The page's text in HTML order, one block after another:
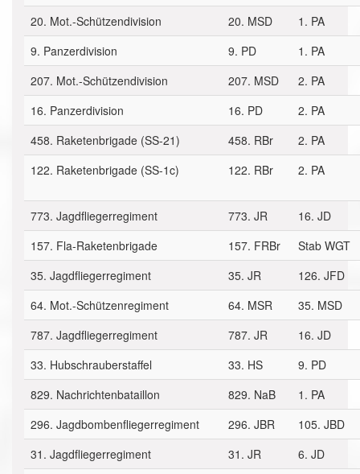
20. Mot.-Schützendivision
20. MSD
1. PA
9. Panzerdivision
9. PD
1. PA
207. Mot.-Schützendivision
207. MSD
2. PA
16. Panzerdivision
16. PD
2. PA
458. Raketenbrigade (SS-21)
458. RBr
2. PA
122. Raketenbrigade (SS-1c)
122. RBr 2. PA
773. Jagdfliegerregiment 773. JR
16. JD
157. Fla-Raketenbrigade
157. FRBr
Stab WGT
35. Jagdfliegerregiment
35. JR
126. JFD
64. Mot.-Schützenregiment
64. MSR
35. MSD
787. Jagdfliegerregiment
787. JR
16. JD
33. Hubschrauberstaffel
33. HS
9. PD
829. Nachrichtenbataillon
829. NaB
1. PA
296. Jagdbombenfliegerregiment
296. JBR
105. JBD
31. Jagdfliegerregiment
31. JR
6. JD